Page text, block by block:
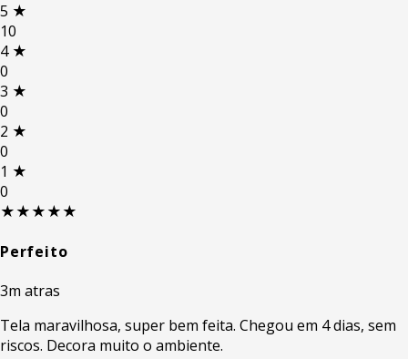
5 ★
10
4 ★
0
3 ★
0
2 ★
0
1 ★
0
★★★★★
Perfeito
3m atras
Tela maravilhosa, super bem feita. Chegou em 4 dias, sem
riscos. Decora muito o ambiente.